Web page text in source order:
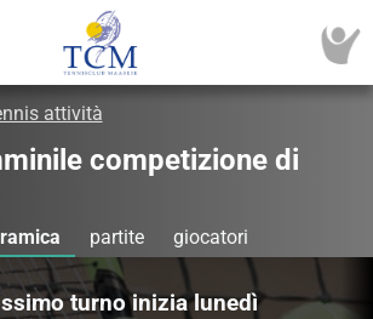
attività
competizione di
partite giocatori
turno inizia lunedì